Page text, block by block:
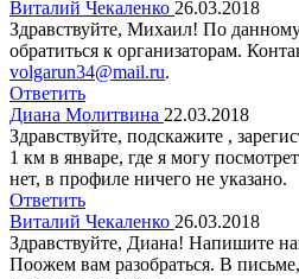
Виталий Чекаленко 26.03.2018
Здравствуйте, Михаил! По
обратиться к организаторам.
volgarun34@mail.ru.
Ответить
Диана Молитвина 22.03.2018
Здравствуйте, подскажите ,
1 км в январе, где я могу
нет, в профиле ничего не указано.
Ответить
Виталий Чекаленко 26.03.2018
Здравствуйте, Диана! Напишите
Поожем вам разобраться. В